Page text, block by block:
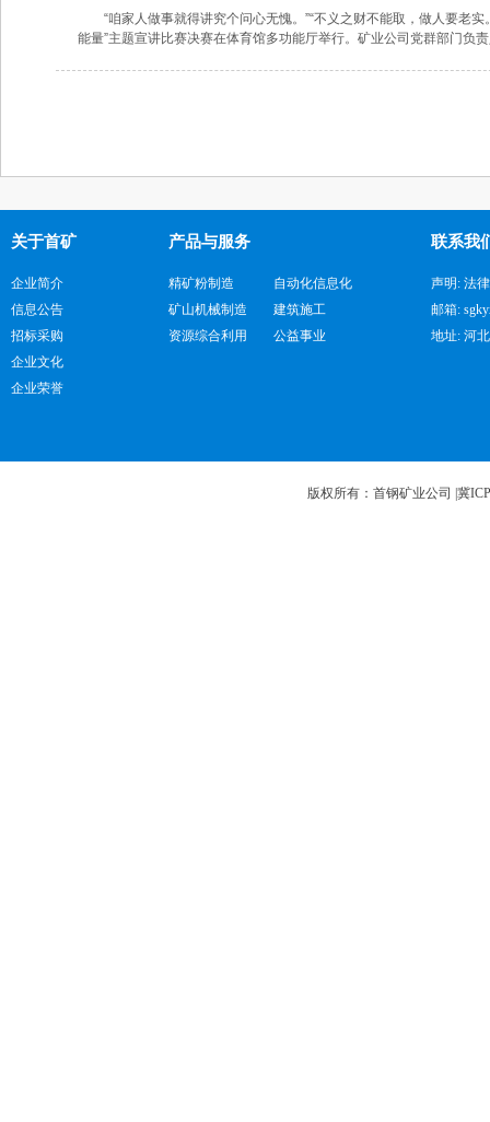
“咱家人做事就得讲究个问心无愧。”“不义之财不能取，做人要
能量”主题宣讲比赛决赛在体育馆多功能厅举行。矿业公司党群部门负
关于首矿
企业简介
信息公告
招标采购
企业文化
企业荣誉
产品与服务
精矿粉制造
自动化信息化
矿山机械制造
建筑施工
资源综合利用
公益事业
联系我
声明: 法
邮箱:
地址: 河
版权所有：首钢矿业公司 | 冀